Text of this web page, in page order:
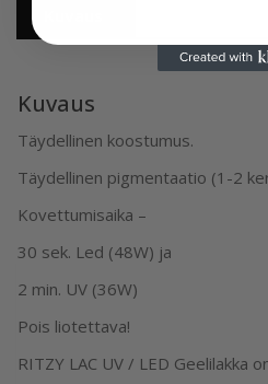
Kuvaus
Täydellinen koostumus.
Täydellinen pigmentaatio (1-2
Kovettumisaika –
30 sek. Led (48W) ja
2 min. UV (36W)
Pois liotettava!
RITZY LAC UV / LED Geelilakka